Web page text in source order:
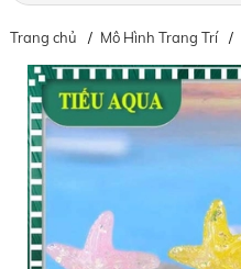
Trang chủ Mô Hình Trang Trí